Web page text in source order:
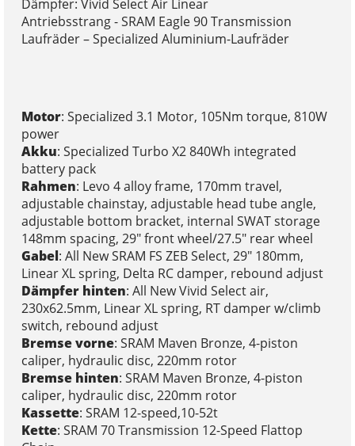
Dämpfer: Vivid Select Air Linear
Antriebsstrang - SRAM Eagle 90 Transmission
Laufräder – Specialized Aluminium-Laufräder
Motor: Specialized 3.1 Motor, 105Nm torque, 810W
power
Akku: Specialized Turbo X2 840Wh integrated
battery pack
Rahmen: Levo 4 alloy frame, 170mm travel,
adjustable chainstay, adjustable head tube angle,
adjustable bottom bracket, internal SWAT storage
148mm spacing, 29" front wheel/27.5" rear wheel
Gabel: All New SRAM FS ZEB Select, 29" 180mm,
Linear XL spring, Delta RC damper, rebound adjust
Dämpfer hinten: All New Vivid Select air,
230x62.5mm, Linear XL spring, RT damper w/climb
switch, rebound adjust
Bremse vorne: SRAM Maven Bronze, 4-piston
caliper, hydraulic disc, 220mm rotor
Bremse hinten: SRAM Maven Bronze, 4-piston
caliper, hydraulic disc, 220mm rotor
Kassette: SRAM 12-speed,10-52t
Kette: SRAM 70 Transmission 12-Speed Flattop